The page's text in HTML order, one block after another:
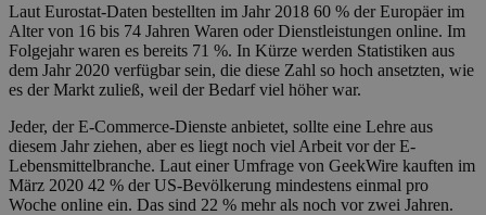
Laut Eurostat-Daten bestellten im Jahr 2018 60 % der Europäer im
Alter von 16 bis 74 Jahren Waren oder Dienstleistungen online. Im
Folgejahr waren es bereits 71 %. In Kürze werden Statistiken aus
dem Jahr 2020 verfügbar sein, die diese Zahl so hoch ansetzten, wie
es der Markt zuließ, weil der Bedarf viel höher war.
Jeder, der E-Commerce-Dienste anbietet, sollte eine Lehre aus
diesem Jahr ziehen, aber es liegt noch viel Arbeit vor der E-
Lebensmittelbranche. Laut einer Umfrage von GeekWire kauften im
März 2020 42 % der US-Bevölkerung mindestens einmal pro
Woche online ein. Das sind 22 % mehr als noch vor zwei Jahren.